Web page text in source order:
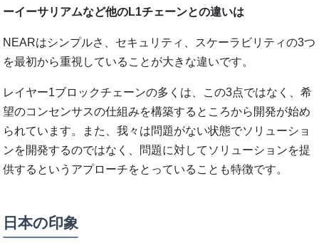
ーイーサリアムなど他のL1チェーンとの違いは
NEARはシンプルさ、セキュリティ、スケーラビリティの3つ
を最初から重視していることが大きな違いです。
レイヤー1ブロックチェーンの多くは、この3点ではなく、希
望のコンセンサスの仕組みを構築するところから開発が始め
られています。また、我々は問題がない状態でソリューショ
ンを開発するのではなく、問題に対してソリューションを提
供するというアプローチをとっていることも特徴です。
日本の印象